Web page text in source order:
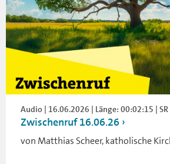
Audio | 16.06.2026 | Länge: 00:02:15 | SR
Zwischenruf 16.06.26
von Matthias Scheer, katholische